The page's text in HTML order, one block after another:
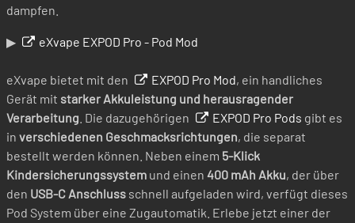
dampfen.
▶ eXvape EXPOD Pro - Pod Mod
eXvape bietet mit den EXPOD Pro Mod, ein handliches
Gerät mit starker Akkuleistung und herausragender
Verarbeitung . Die dazugehörigen EXPOD Pro Pods gibt es
in verschiedenen Geschmacksrichtungen, die separat
bestellt werden können. Neben einem 5-Klick
Kindersicherungssystem und einen 400 mAh Akku, der über
den USB-C Anschluss schnell aufgeladen wird, verfügt dieses
Pod System über eine Zugautomatik. Erlebe jetzt einer der